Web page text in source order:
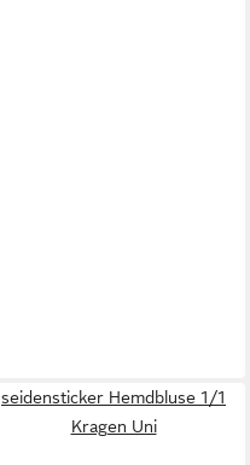
seidensticker Hemdbluse 1/1
Kragen Uni